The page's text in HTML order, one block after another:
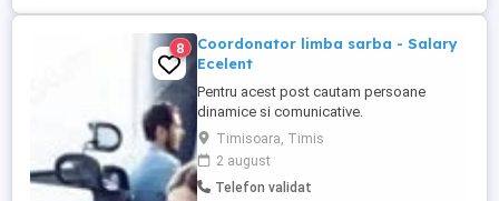
8
Coordonator limba sarba - Salary
Ecelent
Pentru acest post cautam persoane
dinamice si comunicative.
Responsabilitatile postului: -sa raspunda
la telefon,sa comunice cu clientii. -
organizarea agendei zilnice si efectuarea
programarilor necesare. -planificarile
Timisoara, Timis
2 august
Telefon validat